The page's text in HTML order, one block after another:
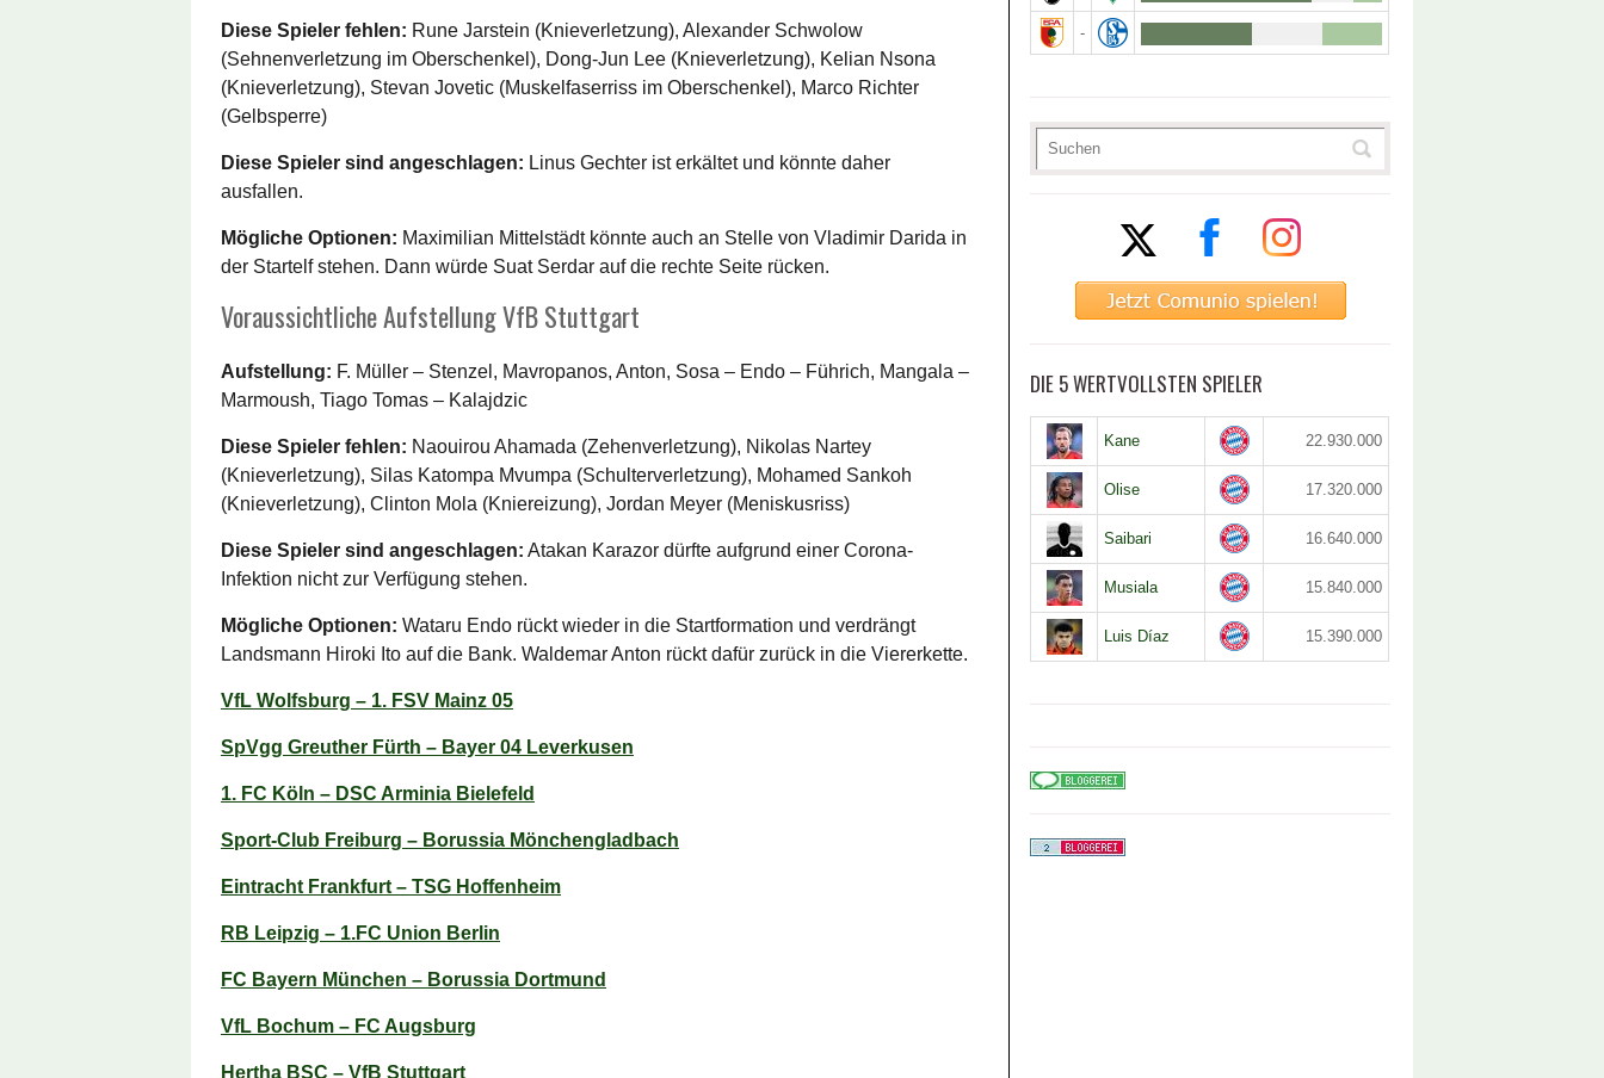
Diese Spieler fehlen: Rune Jarstein (Knieverletzung), Alexander Schwolow
(Sehnenverletzung im Oberschenkel), Dong-Jun Lee (Knieverletzung), Kelian Nsona
(Knieverletzung), Stevan Jovetic (Muskelfaserriss im Oberschenkel), Marco Richter
(Gelbsperre)
Diese Spieler sind angeschlagen: Linus Gechter ist erkältet und könnte daher
ausfallen.
Mögliche Optionen: Maximilian Mittelstädt könnte auch an Stelle von Vladimir Darida in
der Startelf stehen. Dann würde Suat Serdar auf die rechte Seite rücken.
Voraussichtliche Aufstellung VfB Stuttgart
Aufstellung: F. Müller – Stenzel, Mavropanos, Anton, Sosa – Endo – Führich, Mangala –
Marmoush, Tiago Tomas – Kalajdzic
Diese Spieler fehlen: Naouirou Ahamada (Zehenverletzung), Nikolas Nartey
(Knieverletzung), Silas Katompa Mvumpa (Schulterverletzung), Mohamed Sankoh
(Knieverletzung), Clinton Mola (Kniereizung), Jordan Meyer (Meniskusriss)
Diese Spieler sind angeschlagen: Atakan Karazor dürfte aufgrund einer Corona-
Infektion nicht zur Verfügung stehen.
Mögliche Optionen: Wataru Endo rückt wieder in die Startformation und verdrängt
Landsmann Hiroki Ito auf die Bank. Waldemar Anton rückt dafür zurück in die Viererkette.
VfL Wolfsburg – 1. FSV Mainz 05
SpVgg Greuther Fürth – Bayer 04 Leverkusen
1. FC Köln – DSC Arminia Bielefeld
Sport-Club Freiburg – Borussia Mönchengladbach
Eintracht Frankfurt – TSG Hoffenheim
RB Leipzig – 1.FC Union Berlin
FC Bayern München – Borussia Dortmund
VfL Bochum – FC Augsburg
Hertha BSC – VfB Stuttgart
-
DIE 5 WERTVOLLSTEN SPIELER
Kane 22.930.000
Olise 17.320.000
Saibari 16.640.000
Musiala 15.840.000
Luis Díaz 15.390.000